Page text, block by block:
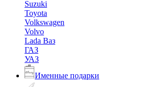
Suzuki
Toyota
Volkswagen
Volvo
Lada Ваз
ГАЗ
УАЗ
Именные подарки